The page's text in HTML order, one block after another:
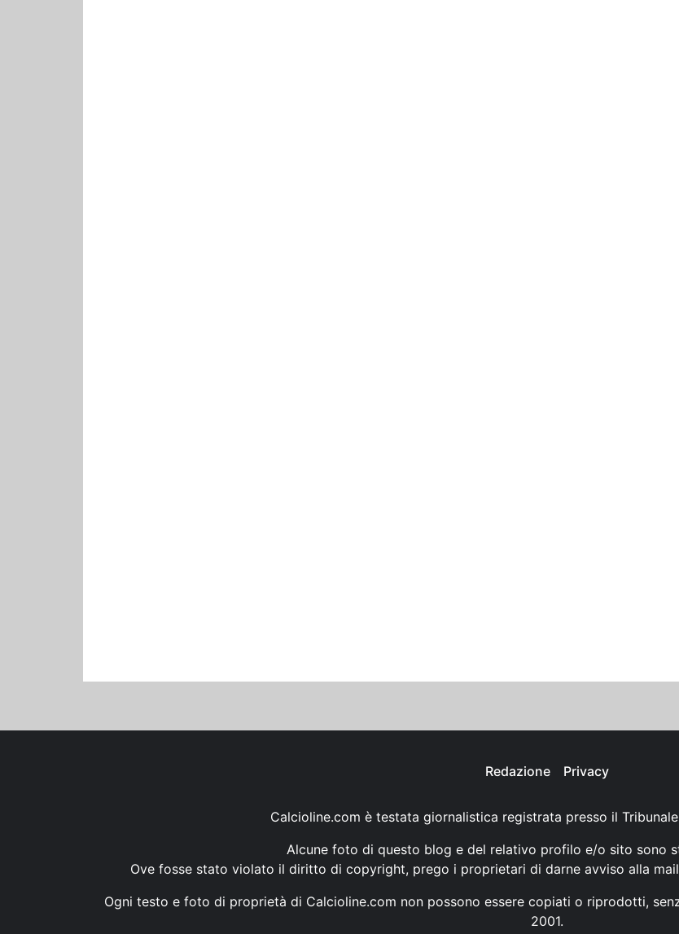
Redazione Privacy
Calcioline.com è testata giornalistica registrata presso il
Alcune foto di questo blog e del relativo profilo e/o sito sono
Ove fosse stato violato il diritto di copyright, prego i proprietari di darne avviso alla mail
Ogni testo e foto di proprietà di Calcioline.com non possono essere copiati o riprodotti,
2001.